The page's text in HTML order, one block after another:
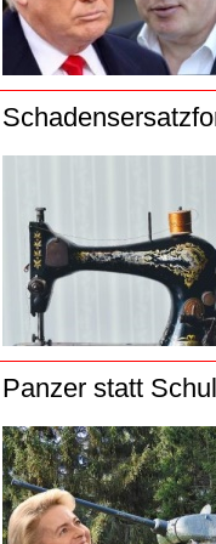
Panzer statt